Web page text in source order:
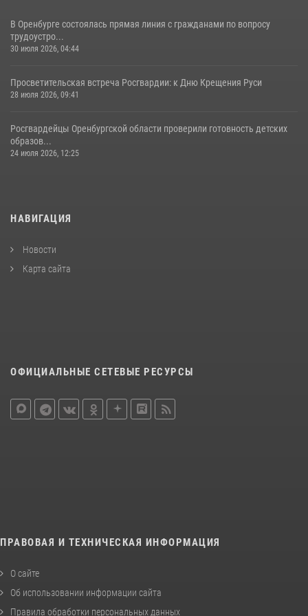
В Оренбурге состоялась прямая линия с гражданами по вопросу
трудоустро...
30 июля 2026, 04:44
Просветительская встреча Росгвардии: к Дню Крещения Руси
28 июля 2026, 09:41
Росгвардейцы Оренбургской области проверили готовность детских
образов...
24 июля 2026, 12:25
НАВИГАЦИЯ
Новости
Карта сайта
ОФИЦИАЛЬНЫЕ СЕТЕВЫЕ РЕСУРСЫ
ПРАВОВАЯ И ТЕХНИЧЕСКАЯ ИНФОРМАЦИЯ
О сайте
Об использовании информации сайта
Правила обработки персональных данных